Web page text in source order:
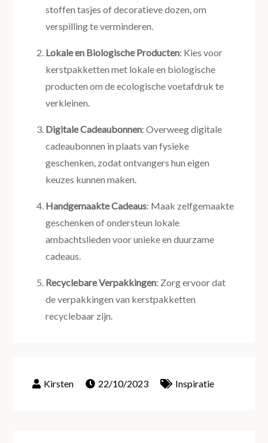
stoffen tasjes of decoratieve dozen, om
verspilling te verminderen.
Lokale en Biologische Producten: Kies voor
kerstpakketten met lokale en biologische
producten om de ecologische voetafdruk te
verkleinen.
Digitale Cadeaubonnen: Overweeg digitale
cadeaubonnen in plaats van fysieke
geschenken, zodat ontvangers hun eigen
keuzes kunnen maken.
Handgemaakte Cadeaus: Maak zelfgemaakte
geschenken of ondersteun lokale
ambachtslieden voor unieke en duurzame
cadeaus.
Recyclebare Verpakkingen: Zorg ervoor dat
de verpakkingen van kerstpakketten
recyclebaar zijn.
22/10/2023 Inspiratie